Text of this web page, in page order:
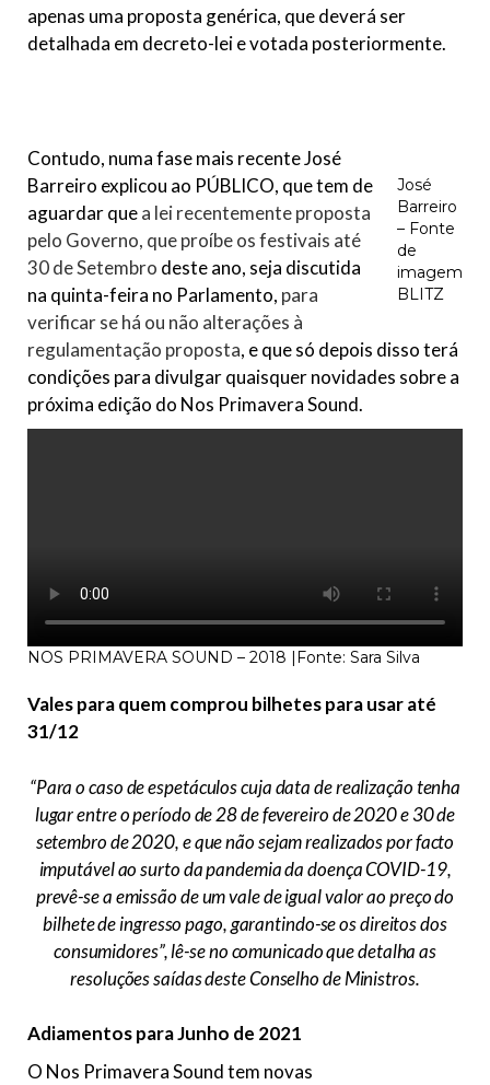
apenas uma proposta genérica, que deverá ser
detalhada em decreto-lei e votada posteriormente.
José
Barreiro
– Fonte
de
imagem
BLITZ
Contudo, numa fase mais recente José
Barreiro explicou ao PÚBLICO, que tem de
aguardar quea lei recentemente proposta
pelo Governo, que proíbe os festivais até
30 de Setembro deste ano, seja discutida
na quinta-feira no Parlamento, para
verificar se há ou não alterações à
regulamentação proposta, e que só depois disso terá
condições para divulgar quaisquer novidades sobre a
próxima edição do Nos Primavera Sound.
NOS PRIMAVERA SOUND – 2018 |Fonte: Sara Silva
Vales para quem comprou bilhetes para usar até
31/12
“Para o caso de espetáculos cuja data de realização tenha
lugar entre o período de 28 de fevereiro de 2020 e 30 de
setembro de 2020, e que não sejam realizados por facto
imputável ao surto da pandemia da doença COVID-19,
prevê-se a emissão de um vale de igual valor ao preço do
bilhete de ingresso pago, garantindo-se os direitos dos
consumidores”, lê-se no comunicado que detalha as
resoluções saídas deste Conselho de Ministros.
Adiamentos para Junho de 2021
O Nos Primavera Sound tem novas